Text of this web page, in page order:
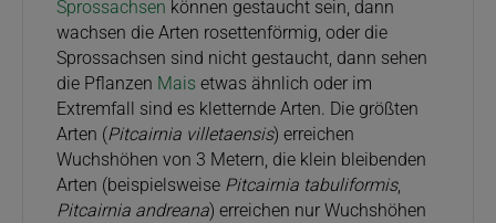
Sprossachsen können gestaucht sein, dann
wachsen die Arten rosettenförmig, oder die
Sprossachsen sind nicht gestaucht, dann sehen
die Pflanzen Mais etwas ähnlich oder im
Extremfall sind es kletternde Arten. Die größten
Arten (Pitcairnia villetaensis) erreichen
Wuchshöhen von 3 Metern, die klein bleibenden
Arten (beispielsweise Pitcairnia tabuliformis,
Pitcairnia andreana) erreichen nur Wuchshöhen